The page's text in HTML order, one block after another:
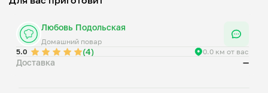
Любовь Подольская
Домашний повар
5.0
(4) 0.0 км от вас
Доставка —